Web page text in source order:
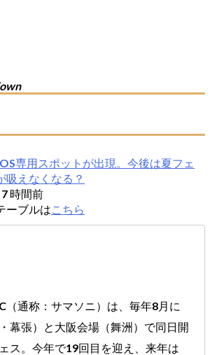
専用スポットが出現。今後は夏フェ
吸えなくなる？
時間前
ーブルは こちら
（通称：サマソニ）は、毎年8月に
幕張）と大阪会場（舞洲）で同日開
ス。今年で19回目を迎え、来年は